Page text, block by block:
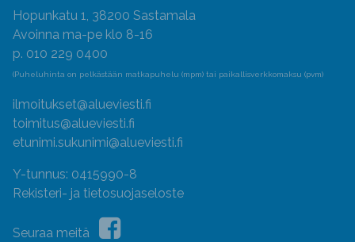
Hopunkatu 1, 38200 Sastamala
Avoinna ma-pe klo 8-16
p. 010 229 0400
(Puheluhinta on pelkästään matkapuhelu (mpm) tai paikallisverkkomaksu (pvm)
ilmoitukset@alueviesti.fi
toimitus@alueviesti.fi
etunimi.sukunimi@alueviesti.fi
Y-tunnus: 0415990-8
Rekisteri- ja tietosuojaseloste
Seuraa meitä